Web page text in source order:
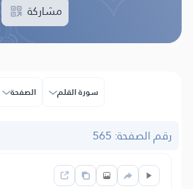
مشاركة
سورة القلم الصفحة
رقم الصفحة: 565